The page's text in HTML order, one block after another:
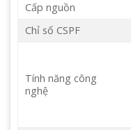
Cấp nguồn
Chỉ số CSPF
Tính năng công
nghệ